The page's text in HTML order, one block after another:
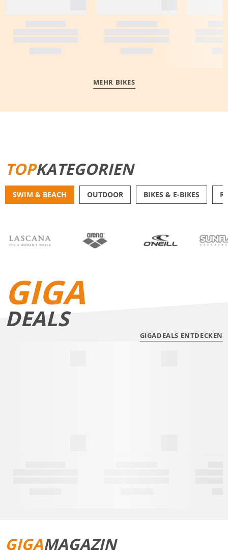
MEHR BIKES
TOPKATEGORIEN
SWIM & BEACH OUTDOOR BIKES & E-BIKES
GIGA
DEALS
GIGADEALS ENTDECKEN
GIGAMAGAZIN